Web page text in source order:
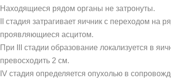
Находящиеся рядом органы не затронуты.
II стадия затрагивает яичник с переходом
проявляющиеся асцитом.
При III стадии образование локализуется в
превосходить 2 см.
IV стадия определяется опухолью в